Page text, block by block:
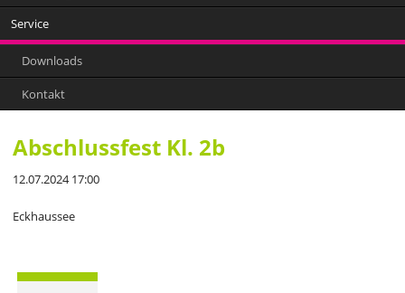
Service
Downloads
Kontakt
Abschlussfest Kl. 2b
12.07.2024 17:00
Eckhaussee